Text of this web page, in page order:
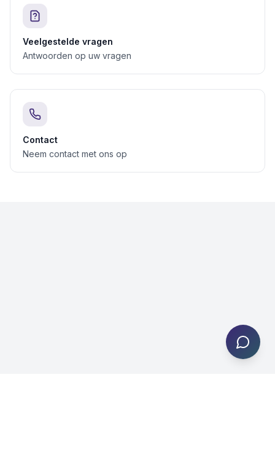
Veelgestelde vragen
Antwoorden op uw vragen
Contact
Neem contact met ons op